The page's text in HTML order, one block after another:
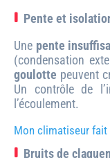
Pente et
Une pente
(condensation
goulotte peuvent
Un contrôle de
l’écoulement.
Mon climatiseur fait
Bruits de